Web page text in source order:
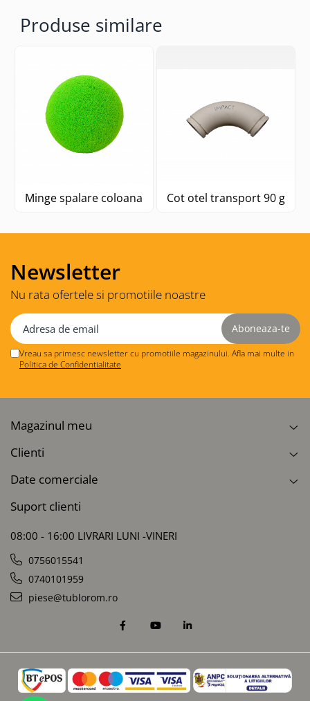
Produse similare
Minge spalare coloana Cot otel transport 90
Newsletter
Nu rata ofertele si promotiile noastre
Vreau sa primesc newsletter cu promotiile magazinului. Afla mai multe in
Politica de Confidentialitate
Magazinul meu
Clienti
Date comerciale
Suport clienti
08:00 - 16:00 LIVRARI LUNI -VINERI
0756015541
0740101959
piese@tublorom.ro